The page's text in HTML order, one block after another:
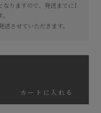
なりますので、発送までに1
させていただきます。
カートに入れる